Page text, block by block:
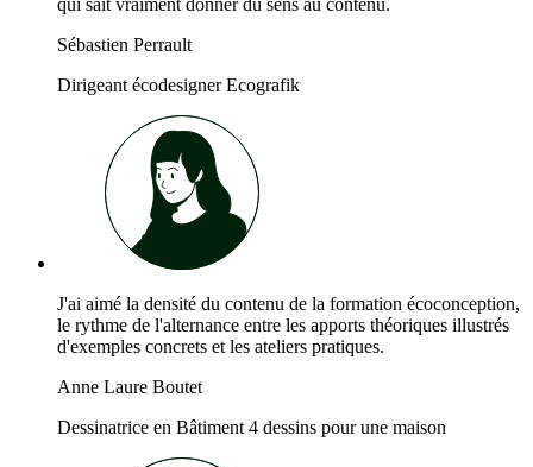
Sébastien Perrault
Dirigeant écodesigner Ecografik
J'ai aimé la densité du contenu de la formation écoconception,
le rythme de l'alternance entre les apports théoriques illustrés
d'exemples concrets et les ateliers pratiques.
Anne Laure Boutet
Dessinatrice en Bâtiment 4 dessins pour une maison